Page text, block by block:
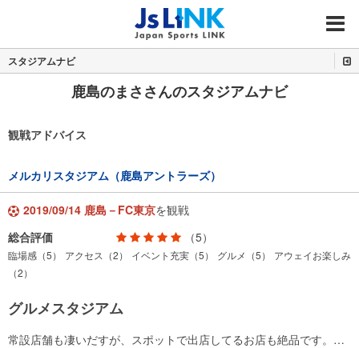
MENU
スタジアムナビ
鹿島のまささんのスタジアムナビ
観戦アドバイス
メルカリスタジアム（鹿島アントラーズ）
2019/09/14 鹿島－FC東京を観戦
総合評価
（5）
臨場感（5） アクセス（2） イベント充実（5） グルメ（5）
アウェイお楽しみ
（2）
グルメスタジアム
常設店舗も凄いだすが、スポットで出店してるお店も絶品です。…